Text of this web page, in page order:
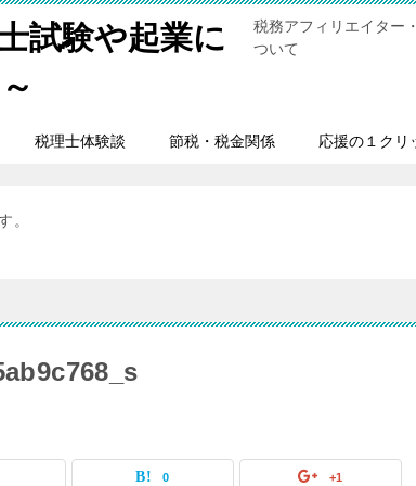
試験や起業に
税務アフィリエイター
ついて
税理士体験談 節税・税金関係 応援の１クリ
。
0 +1